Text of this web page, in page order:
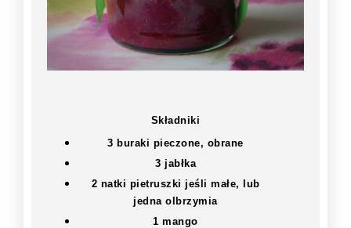
Składniki
3 buraki pieczone, obrane
3 jabłka
2 natki pietruszki jeśli małe, lub
jedna olbrzymia
1 mango